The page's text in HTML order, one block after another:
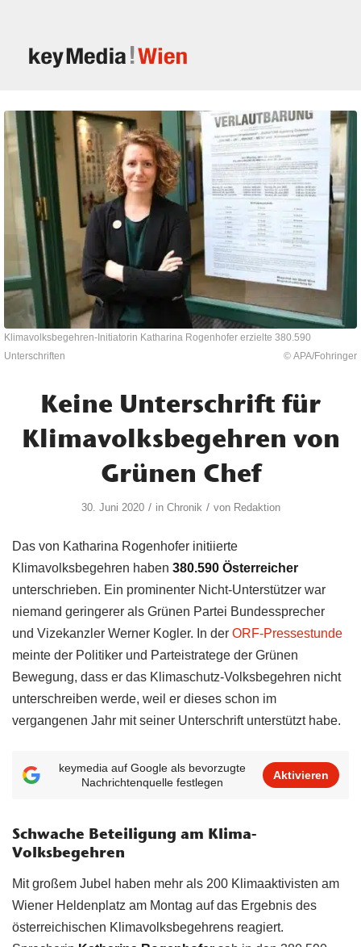
Klimavolksbegehren-Initiatorin Katharina Rogenhofer erzielte 380.590
Unterschriften
© APA/Fohringer
Keine Unterschrift für
Klimavolksbegehren von
Grünen Chef
30. Juni 2020 / in Chronik / von Redaktion
Das von Katharina Rogenhofer initiierte
Klimavolksbegehren haben 380.590 Österreicher
unterschrieben. Ein prominenter Nicht-Unterstützer war
niemand geringerer als Grünen Partei Bundessprecher
und Vizekanzler Werner Kogler. In der ORF-Pressestunde
meinte der Politiker und Parteistratege der Grünen
Bewegung, dass er das Klimaschutz-Volksbegehren nicht
unterschreiben werde, weil er dieses schon im
vergangenen Jahr mit seiner Unterschrift unterstützt habe.
keymedia auf Google als bevorzugte
Nachrichtenquelle festlegen
Aktivieren
Schwache Beteiligung am Klima-
Volksbegehren
Mit großem Jubel haben mehr als 200 Klimaaktivisten am
Wiener Heldenplatz am Montag auf das Ergebnis des
österreichischen Klimavolksbegehrens reagiert.